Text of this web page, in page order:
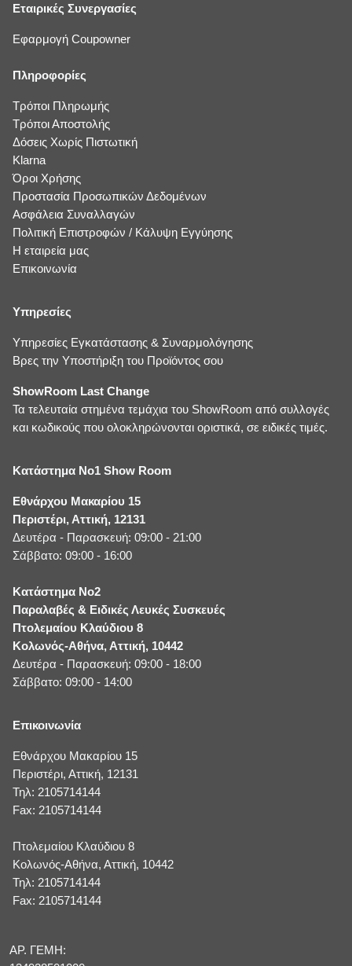
Εταιρικές Συνεργασίες
Εφαρμογή Coupowner
Πληροφορίες
Τρόποι Πληρωμής
Τρόποι Αποστολής
Δόσεις Χωρίς Πιστωτική
Klarna
Όροι Χρήσης
Προστασία Προσωπικών Δεδομένων
Ασφάλεια Συναλλαγών
Πολιτική Επιστροφών / Κάλυψη Εγγύησης
Η εταιρεία μας
Επικοινωνία
Υπηρεσίες
Υπηρεσίες Εγκατάστασης & Συναρμολόγησης
Βρες την Υποστήριξη του Προϊόντος σου
ShowRoom Last Change
Τα τελευταία στημένα τεμάχια του ShowRoom από συλλογές
και κωδικούς που ολοκληρώνονται οριστικά, σε ειδικές τιμές.
Κατάστημα No1 Show Room
Εθνάρχου Μακαρίου 15
Περιστέρι, Αττική, 12131
Δευτέρα - Παρασκευή: 09:00 - 21:00
Σάββατο: 09:00 - 16:00
Κατάστημα No2
Παραλαβές & Ειδικές Λευκές Συσκευές
Πτολεμαίου Κλαύδιου 8
Κολωνός-Αθήνα, Αττική, 10442
Δευτέρα - Παρασκευή: 09:00 - 18:00
Σάββατο: 09:00 - 14:00
Επικοινωνία
Εθνάρχου Μακαρίου 15
Περιστέρι, Αττική, 12131
Τηλ: 2105714144
Fax: 2105714144
Πτολεμαίου Κλαύδιου 8
Κολωνός-Αθήνα, Αττική, 10442
Τηλ: 2105714144
Fax: 2105714144
ΑΡ. ΓΕΜΗ: